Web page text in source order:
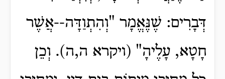
דְּבָרִים: שֶׁנֶּאֱמָר "וְהִתְוַדָּה--אֲשֶׁר
חָטָא, עָלֶיהָ" (ויקרא ה,ה). וְכֵן